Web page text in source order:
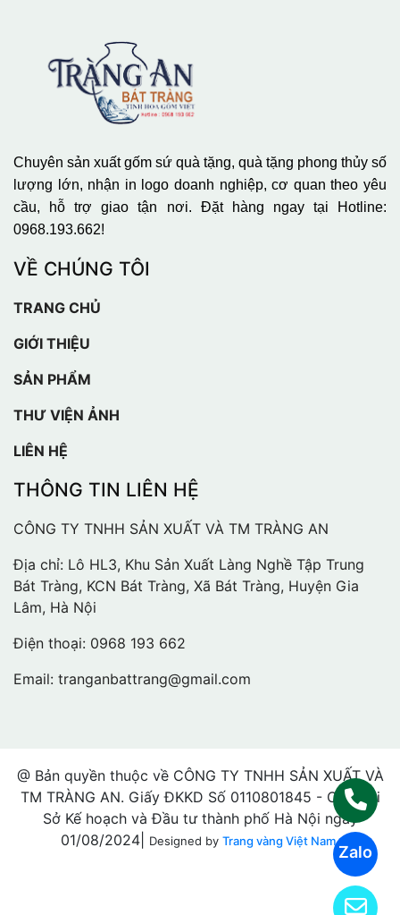
Zalo
Chuyên sản xuất gốm sứ quà tặng, quà tặng phong thủy số
lượng lớn, nhận in logo doanh nghiệp, cơ quan theo yêu
cầu, hỗ trợ giao tận nơi. Đặt hàng ngay tại Hotline:
0968.193.662!
VỀ CHÚNG TÔI
TRANG CHỦ
GIỚI THIỆU
SẢN PHẨM
THƯ VIỆN ẢNH
LIÊN HỆ
THÔNG TIN LIÊN HỆ
CÔNG TY TNHH SẢN XUẤT VÀ TM TRÀNG AN
Địa chỉ: Lô HL3, Khu Sản Xuất Làng Nghề Tập Trung
Bát Tràng, KCN Bát Tràng, Xã Bát Tràng, Huyện Gia
Lâm, Hà Nội
Điện thoại: 0968 193 662
Email: tranganbattrang@gmail.com
@ Bản quyền thuộc về CÔNG TY TNHH SẢN XUẤT VÀ
TM TRÀNG AN. Giấy ĐKKD Số 0110801845 - Cấp bởi
Sở Kế hoạch và Đầu tư thành phố Hà Nội ngày
01/08/2024|
Designed by Trang vàng Việt Nam.